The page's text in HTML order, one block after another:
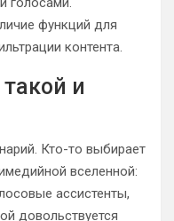
функций для
контента.
и
Кто-то выбирает
вселенной:
ассистенты,
довольствуется